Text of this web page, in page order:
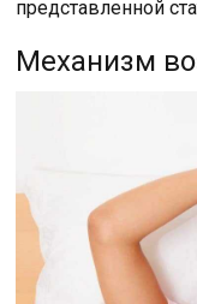
представленной
Механизм